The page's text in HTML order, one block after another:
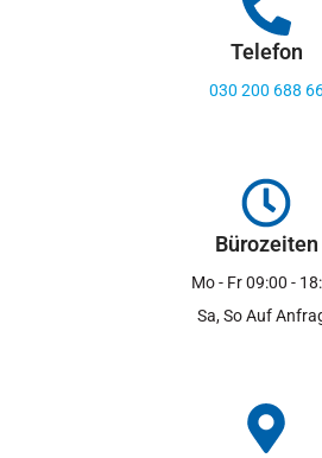
Telefon
030 200 688
Bürozeiten
Mo - Fr 09:00 -
Sa, So Auf